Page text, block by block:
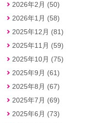
2026年2月 (50)
2026年1月 (58)
2025年12月 (81)
2025年11月 (59)
2025年10月 (75)
2025年9月 (61)
2025年8月 (67)
2025年7月 (69)
2025年6月 (73)